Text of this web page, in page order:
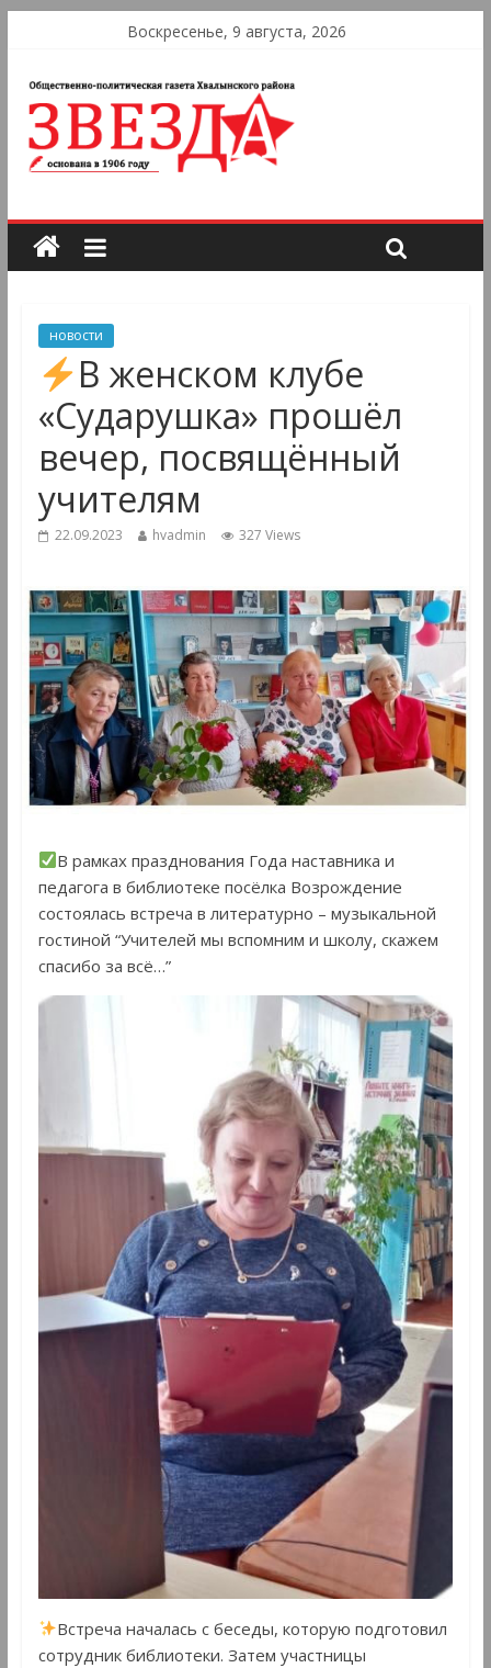
Воскресенье, 9 августа, 2026
новости
В женском клубе
«Сударушка» прошёл
вечер, посвящённый
учителям
22.09.2023 hvadmin 327 Views
В рамках празднования Года наставника и
педагога в библиотеке посёлка Возрождение
состоялась встреча в литературно – музыкальной
гостиной “Учителей мы вспомним и школу, скажем
спасибо за всë…”
Встреча началась с беседы, которую подготовил
сотрудник библиотеки. Затем участницы